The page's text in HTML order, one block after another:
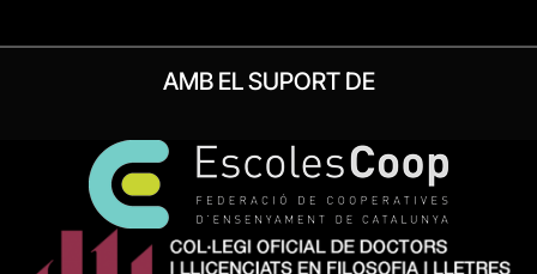
AMB EL SUPORT DE